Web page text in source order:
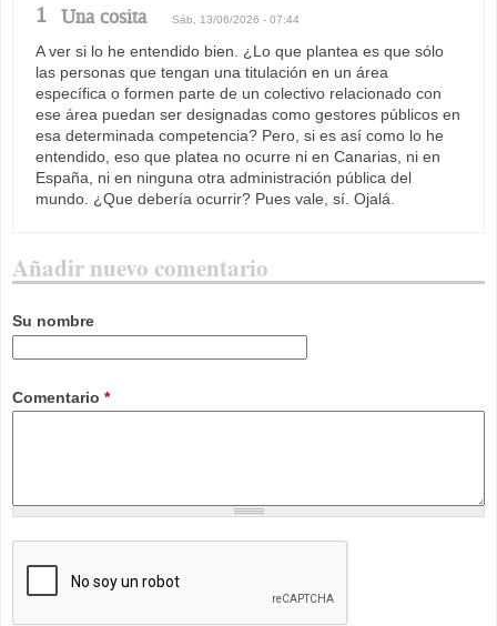
1 Una cosita Sáb, 13/06/2026 - 07:44
A ver si lo he entendido bien. ¿Lo que plantea es que sólo
las personas que tengan una titulación en un área
específica o formen parte de un colectivo relacionado con
ese área puedan ser designadas como gestores públicos en
esa determinada competencia? Pero, si es así como lo he
entendido, eso que platea no ocurre ni en Canarias, ni en
España, ni en ninguna otra administración pública del
mundo. ¿Que debería ocurrir? Pues vale, sí. Ojalá.
Añadir nuevo comentario
Su nombre
Comentario *